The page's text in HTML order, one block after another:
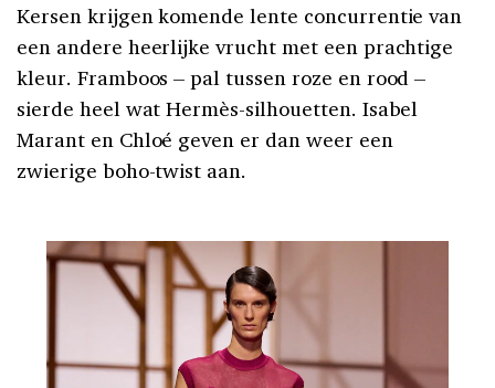
Kersen krijgen komende lente concurrentie van
een andere heerlijke vrucht met een prachtige
kleur. Framboos – pal tussen roze en rood –
sierde heel wat Hermès-silhouetten. Isabel
Marant en Chloé geven er dan weer een
zwierige boho-twist aan.